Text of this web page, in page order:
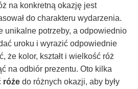
na konkretną okazję jest
do charakteru wydarzenia.
unikalne potrzeby, a odpowiednio
uroku i wyrazić odpowiednie
że kolor, kształt i wielkość róż
na odbiór prezentu. Oto kilka
róże do różnych okazji, aby były